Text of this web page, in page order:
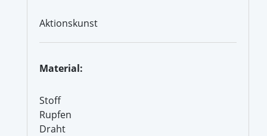
Aktionskunst
Material:
Stoff
Rupfen
Draht